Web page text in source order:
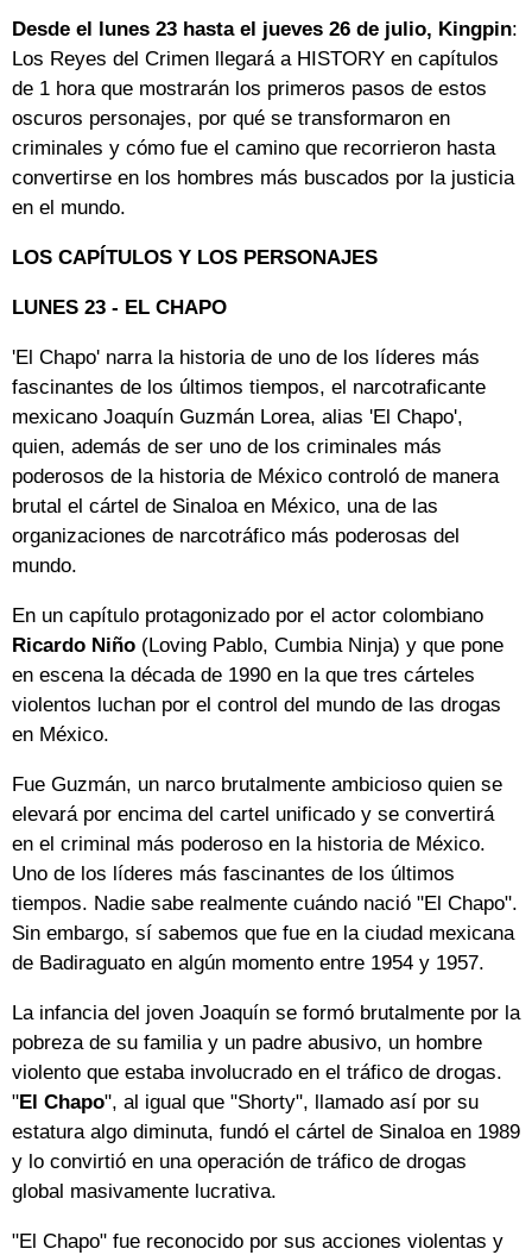
Desde el lunes 23 hasta el jueves 26 de julio, Kingpin:
Los Reyes del Crimen llegará a HISTORY en capítulos
de 1 hora que mostrarán los primeros pasos de estos
oscuros personajes, por qué se transformaron en
criminales y cómo fue el camino que recorrieron hasta
convertirse en los hombres más buscados por la justicia
en el mundo.
LOS CAPÍTULOS Y LOS PERSONAJES
LUNES 23 - EL CHAPO
'El Chapo' narra la historia de uno de los líderes más
fascinantes de los últimos tiempos, el narcotraficante
mexicano Joaquín Guzmán Lorea, alias 'El Chapo',
quien, además de ser uno de los criminales más
poderosos de la historia de México controló de manera
brutal el cártel de Sinaloa en México, una de las
organizaciones de narcotráfico más poderosas del
mundo.
En un capítulo protagonizado por el actor colombiano
Ricardo Niño (Loving Pablo, Cumbia Ninja) y que pone
en escena la década de 1990 en la que tres cárteles
violentos luchan por el control del mundo de las drogas
en México.
Fue Guzmán, un narco brutalmente ambicioso quien se
elevará por encima del cartel unificado y se convertirá
en el criminal más poderoso en la historia de México.
Uno de los líderes más fascinantes de los últimos
tiempos. Nadie sabe realmente cuándo nació "El Chapo".
Sin embargo, sí sabemos que fue en la ciudad mexicana
de Badiraguato en algún momento entre 1954 y 1957.
La infancia del joven Joaquín se formó brutalmente por la
pobreza de su familia y un padre abusivo, un hombre
violento que estaba involucrado en el tráfico de drogas.
"El Chapo", al igual que "Shorty", llamado así por su
estatura algo diminuta, fundó el cártel de Sinaloa en 1989
y lo convirtió en una operación de tráfico de drogas
global masivamente lucrativa.
"El Chapo" fue reconocido por sus acciones violentas y